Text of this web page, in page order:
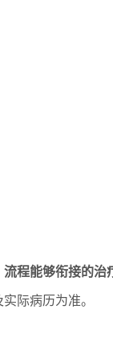
程能够衔接的治
际病历为准。